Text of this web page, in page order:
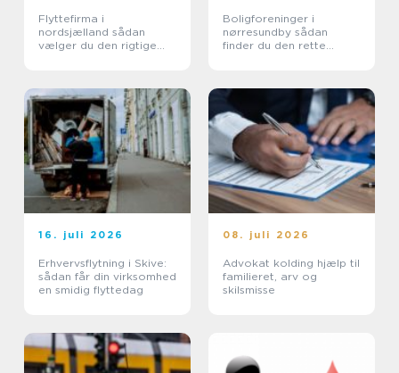
Flyttefirma i
nordsjælland sådan
vælger du den rigtige
Boligforeninger i
nørresundby sådan
finder du den rette
16. juli 2026
Erhvervsflytning i Skive:
sådan får din virksomhed
en smidig flyttedag
08. juli 2026
Advokat kolding hjælp til
familieret, arv og
skilsmisse